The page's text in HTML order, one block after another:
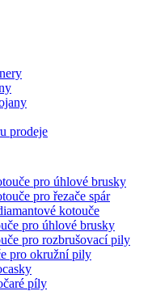
prodeje
pro úhlové brusky
pro řezače spár
kotouče
pro úhlové brusky
pro rozbrušovací pily
pro okružní pily
píly